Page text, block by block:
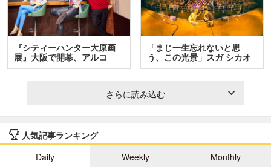
『シティーハンター大原画
展』大阪で開幕、アルコ
＆…
「まじ一生忘れないと思
う、この光景」スガ シカオ
と…
さらに読み込む
人気記事ランキング
Daily
Weekly Monthly